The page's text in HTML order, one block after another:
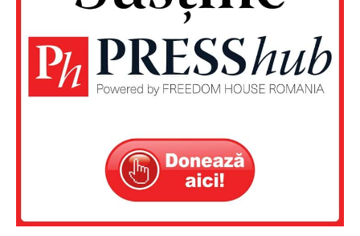
Un proiect
FREEDOM HOUSE ROMÂNIA